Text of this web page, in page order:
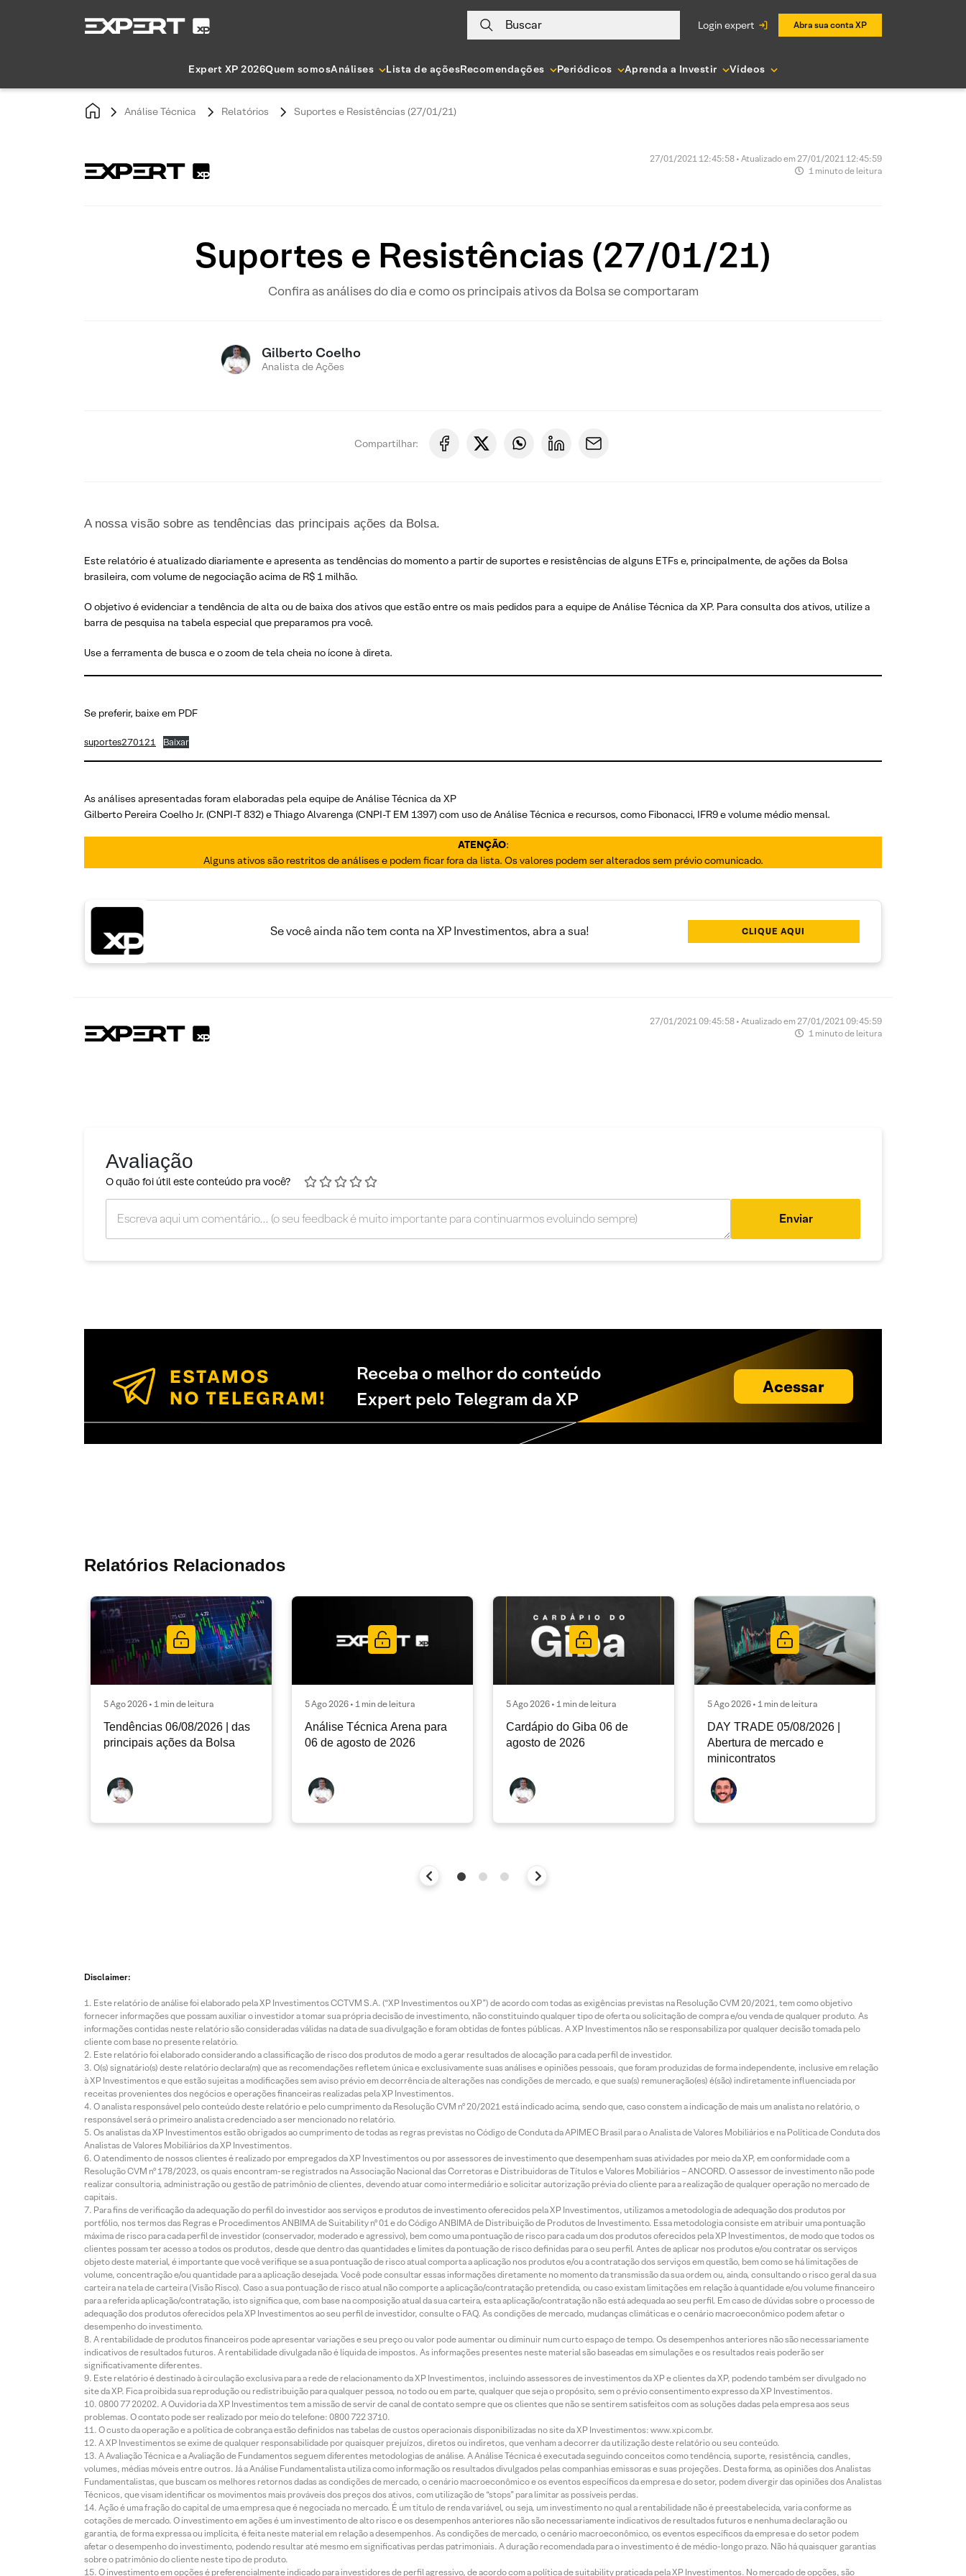
Buscar login expert Abra sua conta XP
Expert XP 2026Quem somosAnálises Lista de açõesRecomendações Periódicos Aprenda a Investir Vídeos
Análise Técnica Relatórios Suportes e Resistências (27/01/21)
27/01/2021 12:45:58 • Atualizado em 27/01/2021 12:45:59
1 minuto de leitura
Suportes e Resistências (27/01/21)
Confira as análises do dia e como os principais ativos da Bolsa se comportaram
Gilberto Coelho
Analista de Ações
Compartilhar:
A nossa visão sobre as tendências das principais ações da Bolsa.
Este relatório é atualizado diariamente e apresenta as tendências do momento a partir de suportes e resistências de alguns ETFs e, principalmente, de ações da Bolsa
brasileira, com volume de negociação acima de R$ 1 milhão.
O objetivo é evidenciar a tendência de alta ou de baixa dos ativos que estão entre os mais pedidos para a equipe de Análise Técnica da XP. Para consulta dos ativos, utilize a
barra de pesquisa na tabela especial que preparamos pra você.
Use a ferramenta de busca e o zoom de tela cheia no ícone à direta.
Se preferir, baixe em PDF
suportes270121 Baixar
As análises apresentadas foram elaboradas pela equipe de Análise Técnica da XP
Gilberto Pereira Coelho Jr. (CNPI-T 832) e Thiago Alvarenga (CNPI-T EM 1397) com uso de Análise Técnica e recursos, como Fibonacci, IFR9 e volume médio mensal.
ATENÇÃO:
Alguns ativos são restritos de análises e podem ficar fora da lista. Os valores podem ser alterados sem prévio comunicado.
Se você ainda não tem conta na XP Investimentos, abra a sua! CLIQUE AQUI
27/01/2021 09:45:58 • Atualizado em 27/01/2021 09:45:59
1 minuto de leitura
Avaliação
O quão foi útil este conteúdo pra você?
Enviar
Receba o melhor do conteúdo
Expert pelo Telegram da XP
Acessar
Relatórios Relacionados
5 Ago 2026 • 1 min de leitura
Tendências 06/08/2026 | das
principais ações da Bolsa
5 Ago 2026 • 1 min de leitura
Análise Técnica Arena para
06 de agosto de 2026
5 Ago 2026 • 1 min de leitura
Cardápio do Giba 06 de
agosto de 2026
5 Ago 2026 • 1 min de leitura
DAY TRADE 05/08/2026 |
Abertura de mercado e
minicontratos
Disclaimer:
Este relatório de análise foi elaborado pela XP Investimentos CCTVM S.A. (“XP Investimentos ou XP”) de acordo com todas as exigências previstas na Resolução CVM 20/2021, tem como objetivo
fornecer informações que possam auxiliar o investidor a tomar sua própria decisão de investimento, não constituindo qualquer tipo de oferta ou solicitação de compra e/ou venda de qualquer produto. As
informações contidas neste relatório são consideradas válidas na data de sua divulgação e foram obtidas de fontes públicas. A XP Investimentos não se responsabiliza por qualquer decisão tomada pelo
cliente com base no presente relatório.
Este relatório foi elaborado considerando a classificação de risco dos produtos de modo a gerar resultados de alocação para cada perfil de investidor.
O(s) signatário(s) deste relatório declara(m) que as recomendações refletem única e exclusivamente suas análises e opiniões pessoais, que foram produzidas de forma independente, inclusive em relação
à XP Investimentos e que estão sujeitas a modificações sem aviso prévio em decorrência de alterações nas condições de mercado, e que sua(s) remuneração(es) é(são) indiretamente influenciada por
receitas provenientes dos negócios e operações financeiras realizadas pela XP Investimentos.
O analista responsável pelo conteúdo deste relatório e pelo cumprimento da Resolução CVM nº 20/2021 está indicado acima, sendo que, caso constem a indicação de mais um analista no relatório, o
responsável será o primeiro analista credenciado a ser mencionado no relatório.
Os analistas da XP Investimentos estão obrigados ao cumprimento de todas as regras previstas no Código de Conduta da APIMEC Brasil para o Analista de Valores Mobiliários e na Política de Conduta dos
Analistas de Valores Mobiliários da XP Investimentos.
O atendimento de nossos clientes é realizado por empregados da XP Investimentos ou por assessores de investimento que desempenham suas atividades por meio da XP, em conformidade com a
Resolução CVM nº 178/2023, os quais encontram-se registrados na Associação Nacional das Corretoras e Distribuidoras de Títulos e Valores Mobiliários – ANCORD. O assessor de investimento não pode
realizar consultoria, administração ou gestão de patrimônio de clientes, devendo atuar como intermediário e solicitar autorização prévia do cliente para a realização de qualquer operação no mercado de
capitais.
Para fins de verificação da adequação do perfil do investidor aos serviços e produtos de investimento oferecidos pela XP Investimentos, utilizamos a metodologia de adequação dos produtos por
portfólio, nos termos das Regras e Procedimentos ANBIMA de Suitability nº 01 e do Código ANBIMA de Distribuição de Produtos de Investimento. Essa metodologia consiste em atribuir uma pontuação
máxima de risco para cada perfil de investidor (conservador, moderado e agressivo), bem como uma pontuação de risco para cada um dos produtos oferecidos pela XP Investimentos, de modo que todos os
clientes possam ter acesso a todos os produtos, desde que dentro das quantidades e limites da pontuação de risco definidas para o seu perfil. Antes de aplicar nos produtos e/ou contratar os serviços
objeto deste material, é importante que você verifique se a sua pontuação de risco atual comporta a aplicação nos produtos e/ou a contratação dos serviços em questão, bem como se há limitações de
volume, concentração e/ou quantidade para a aplicação desejada. Você pode consultar essas informações diretamente no momento da transmissão da sua ordem ou, ainda, consultando o risco geral da sua
carteira na tela de carteira (Visão Risco). Caso a sua pontuação de risco atual não comporte a aplicação/contratação pretendida, ou caso existam limitações em relação à quantidade e/ou volume financeiro
para a referida aplicação/contratação, isto significa que, com base na composição atual da sua carteira, esta aplicação/contratação não está adequada ao seu perfil. Em caso de dúvidas sobre o processo de
adequação dos produtos oferecidos pela XP Investimentos ao seu perfil de investidor, consulte o FAQ. As condições de mercado, mudanças climáticas e o cenário macroeconômico podem afetar o
desempenho do investimento.
A rentabilidade de produtos financeiros pode apresentar variações e seu preço ou valor pode aumentar ou diminuir num curto espaço de tempo. Os desempenhos anteriores não são necessariamente
indicativos de resultados futuros. A rentabilidade divulgada não é líquida de impostos. As informações presentes neste material são baseadas em simulações e os resultados reais poderão ser
significativamente diferentes.
Este relatório é destinado à circulação exclusiva para a rede de relacionamento da XP Investimentos, incluindo assessores de investimentos da XP e clientes da XP, podendo também ser divulgado no
site da XP. Fica proibida sua reprodução ou redistribuição para qualquer pessoa, no todo ou em parte, qualquer que seja o propósito, sem o prévio consentimento expresso da XP Investimentos.
0800 77 20202. A Ouvidoria da XP Investimentos tem a missão de servir de canal de contato sempre que os clientes que não se sentirem satisfeitos com as soluções dadas pela empresa aos seus
problemas. O contato pode ser realizado por meio do telefone: 0800 722 3710.
O custo da operação e a política de cobrança estão definidos nas tabelas de custos operacionais disponibilizadas no site da XP Investimentos: www.xpi.com.br.
A XP Investimentos se exime de qualquer responsabilidade por quaisquer prejuízos, diretos ou indiretos, que venham a decorrer da utilização deste relatório ou seu conteúdo.
A Avaliação Técnica e a Avaliação de Fundamentos seguem diferentes metodologias de análise. A Análise Técnica é executada seguindo conceitos como tendência, suporte, resistência, candles,
volumes, médias móveis entre outros. Já a Análise Fundamentalista utiliza como informação os resultados divulgados pelas companhias emissoras e suas projeções. Desta forma, as opiniões dos Analistas
Fundamentalistas, que buscam os melhores retornos dadas as condições de mercado, o cenário macroeconômico e os eventos específicos da empresa e do setor, podem divergir das opiniões dos Analistas
Técnicos, que visam identificar os movimentos mais prováveis dos preços dos ativos, com utilização de “stops” para limitar as possíveis perdas.
Ação é uma fração do capital de uma empresa que é negociada no mercado. É um título de renda variável, ou seja, um investimento no qual a rentabilidade não é preestabelecida, varia conforme as
cotações de mercado. O investimento em ações é um investimento de alto risco e os desempenhos anteriores não são necessariamente indicativos de resultados futuros e nenhuma declaração ou
garantia, de forma expressa ou implícita, é feita neste material em relação a desempenhos. As condições de mercado, o cenário macroeconômico, os eventos específicos da empresa e do setor podem
afetar o desempenho do investimento, podendo resultar até mesmo em significativas perdas patrimoniais. A duração recomendada para o investimento é de médio-longo prazo. Não há quaisquer garantias
sobre o patrimônio do cliente neste tipo de produto.
O investimento em opções é preferencialmente indicado para investidores de perfil agressivo, de acordo com a política de suitability praticada pela XP Investimentos. No mercado de opções, são